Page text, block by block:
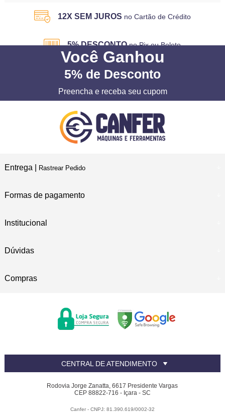
12X SEM JUROS no Cartão de Crédito
5% DESCONTO no Pix ou Boleto
Você Ganhou
5% de Desconto
Preencha e receba seu cupom
Entrega | Rastrear Pedido
Formas de pagamento
Institucional
Dúvidas
Compras
CENTRAL DE ATENDIMENTO
Rodovia Jorge Zanatta, 6617 Presidente Vargas
CEP 88822-716 - Içara - SC
Canfer - CNPJ: 81.390.619/0002-32